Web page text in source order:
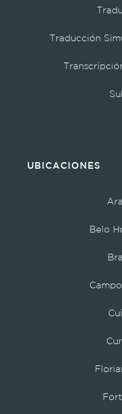
Traducción
UBICACIONES
Belo